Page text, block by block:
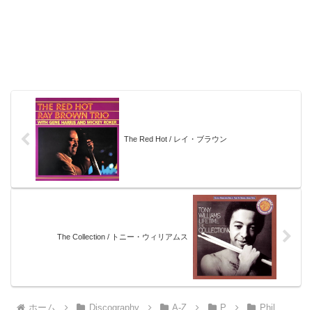
The Red Hot / レイ・ブラウン
The Collection / トニー・ウィリアムス
ホーム Discography A-Z P Phil